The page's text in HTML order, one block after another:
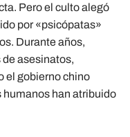
Pero el culto alegó
por «psicópatas»
Durante años,
asesinatos,
el gobierno chino
han atribuido